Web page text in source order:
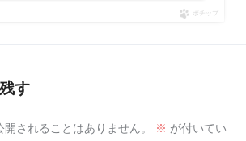
ポチップ
す
されることはありません。 ※ が付いてい